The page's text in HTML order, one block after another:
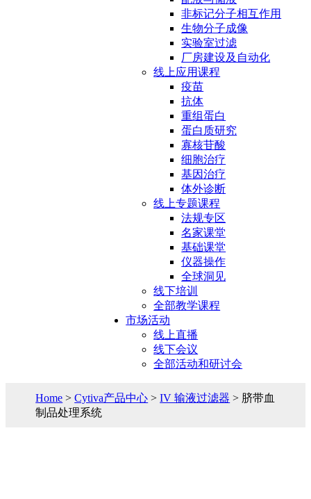
非标记分子相互作用
生物分子成像
实验室过滤
厂房建设及自动化
线上应用课程
疫苗
抗体
重组蛋白
蛋白质研究
寡核苷酸
细胞治疗
基因治疗
体外诊断
线上专题课程
法规专区
名家课堂
基础课堂
仪器操作
全球洞见
线下培训
全部教学课程
市场活动
线上直播
线下会议
全部活动和研讨会
Home >Cytiva产品中心 >IV 输液过滤器 > 脐带血
制品处理系统